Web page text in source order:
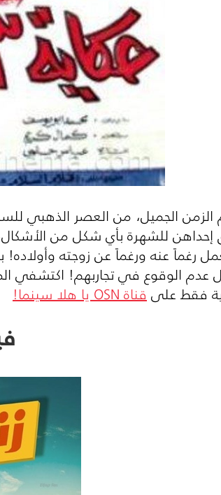
للشهرة بأي شكل من الأشكال،
رغماً عنه ورغماً عن زوجته وأولاده!
فقط علىقناةOSNيا هلا سينما!